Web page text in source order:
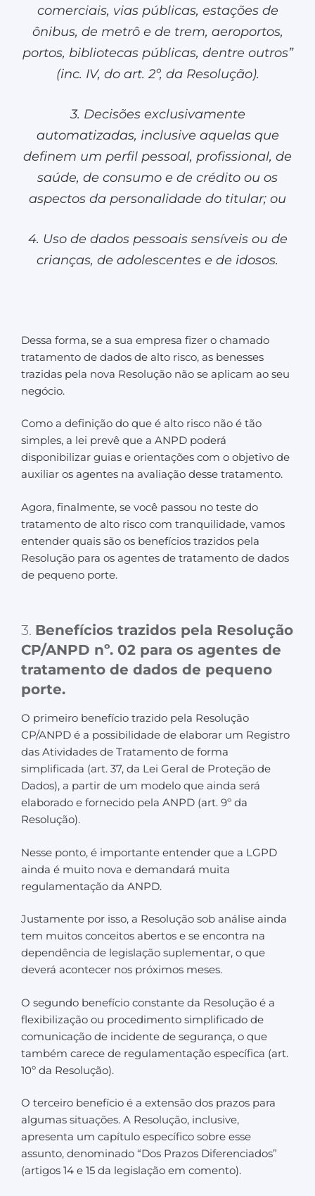
comerciais, vias públicas, estações de
ônibus, de metrô e de trem, aeroportos,
portos, bibliotecas públicas, dentre outros”
(inc. IV, do art. 2º, da Resolução).
3. Decisões exclusivamente
automatizadas, inclusive aquelas que
definem um perfil pessoal, profissional, de
saúde, de consumo e de crédito ou os
aspectos da personalidade do titular; ou
4. Uso de dados pessoais sensíveis ou de
crianças, de adolescentes e de idosos.
Dessa forma, se a sua empresa fizer o chamado
tratamento de dados de alto risco, as benesses
trazidas pela nova Resolução não se aplicam ao seu
negócio.
Como a definição do que é alto risco não é tão
simples, a lei prevê que a ANPD poderá
disponibilizar guias e orientações com o objetivo de
auxiliar os agentes na avaliação desse tratamento.
Agora, finalmente, se você passou no teste do
tratamento de alto risco com tranquilidade, vamos
entender quais são os benefícios trazidos pela
Resolução para os agentes de tratamento de dados
de pequeno porte.
3. Benefícios trazidos pela Resolução
CP/ANPD nº. 02 para os agentes de
tratamento de dados de pequeno
porte.
O primeiro benefício trazido pela Resolução
CP/ANPD é a possibilidade de elaborar um Registro
das Atividades de Tratamento de forma
simplificada (art. 37, da Lei Geral de Proteção de
Dados), a partir de um modelo que ainda será
elaborado e fornecido pela ANPD (art. 9º da
Resolução).
Nesse ponto, é importante entender que a LGPD
ainda é muito nova e demandará muita
regulamentação da ANPD.
Justamente por isso, a Resolução sob análise ainda
tem muitos conceitos abertos e se encontra na
dependência de legislação suplementar, o que
deverá acontecer nos próximos meses.
O segundo benefício constante da Resolução é a
flexibilização ou procedimento simplificado de
comunicação de incidente de segurança, o que
também carece de regulamentação específica (art.
10º da Resolução).
O terceiro benefício é a extensão dos prazos para
algumas situações. A Resolução, inclusive,
apresenta um capítulo específico sobre esse
assunto, denominado “Dos Prazos Diferenciados”
(artigos 14 e 15 da legislação em comento).